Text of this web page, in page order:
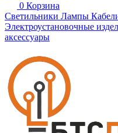
0 Корзина
Светильники Лампы
Электроустановочные
аксессуары